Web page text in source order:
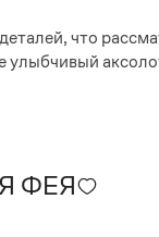
что
улыбчивый
ФЕЯ